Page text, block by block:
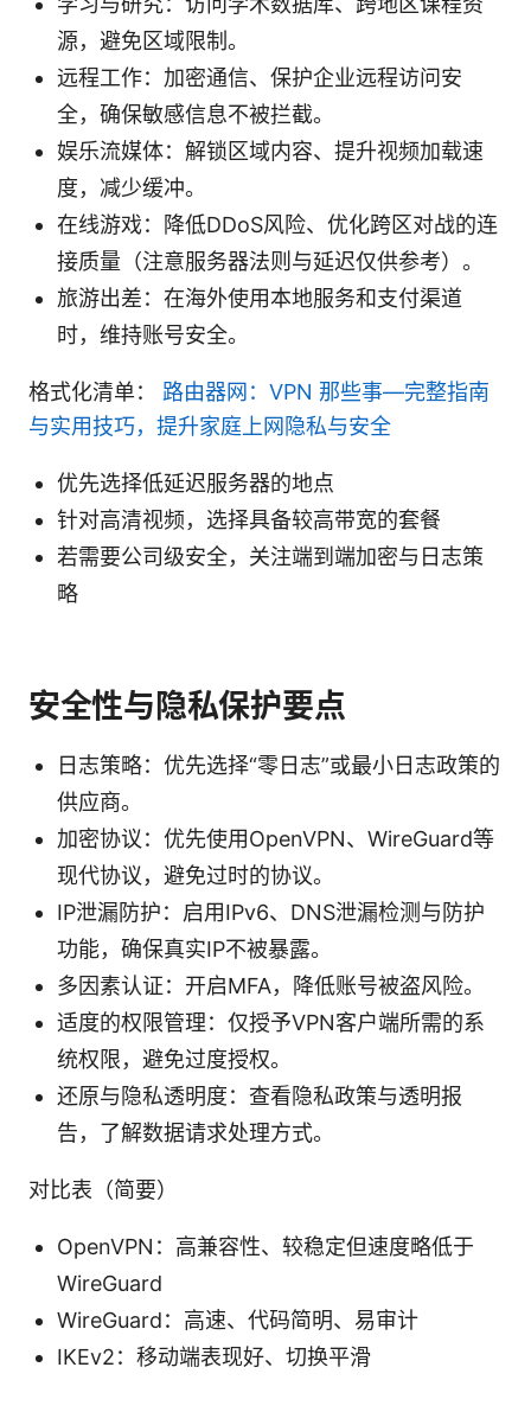
源，避免区域限制。
远程工作：加密通信、保护企业远程访问安
全，确保敏感信息不被拦截。
娱乐流媒体：解锁区域内容、提升视频加载速
度，减少缓冲。
在线游戏：降低DDoS风险、优化跨区对战的连
接质量（注意服务器法则与延迟仅供参考）。
旅游出差：在海外使用本地服务和支付渠道
时，维持账号安全。
格式化清单： 路由器网：VPN 那些事—完整指南
与实用技巧，提升家庭上网隐私与安全
优先选择低延迟服务器的地点
针对高清视频，选择具备较高带宽的套餐
若需要公司级安全，关注端到端加密与日志策
略
安全性与隐私保护要点
日志策略：优先选择“零日志”或最小日志政策的
供应商。
加密协议：优先使用OpenVPN、WireGuard等
现代协议，避免过时的协议。
IP泄漏防护：启用IPv6、DNS泄漏检测与防护
功能，确保真实IP不被暴露。
多因素认证：开启MFA，降低账号被盗风险。
适度的权限管理：仅授予VPN客户端所需的系
统权限，避免过度授权。
还原与隐私透明度：查看隐私政策与透明报
告，了解数据请求处理方式。
对比表（简要）
OpenVPN：高兼容性、较稳定但速度略低于
WireGuard
WireGuard：高速、代码简明、易审计
IKEv2：移动端表现好、切换平滑